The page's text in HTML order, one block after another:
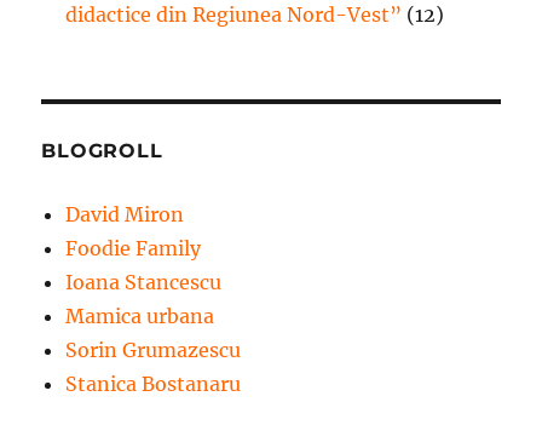
didactice din Regiunea Nord-Vest” (12)
BLOGROLL
David Miron
Foodie Family
Ioana Stancescu
Mamica urbana
Sorin Grumazescu
Stanica Bostanaru